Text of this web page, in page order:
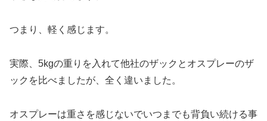
つまり、軽く感じます。
実際、5kgの重りを入れて他社のザックとオスプレーのザ
ックを比べましたが、全く違いました。
オスプレーは重さを感じないでいつまでも背負い続ける事